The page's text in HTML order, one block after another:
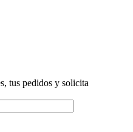
tus pedidos y solicita